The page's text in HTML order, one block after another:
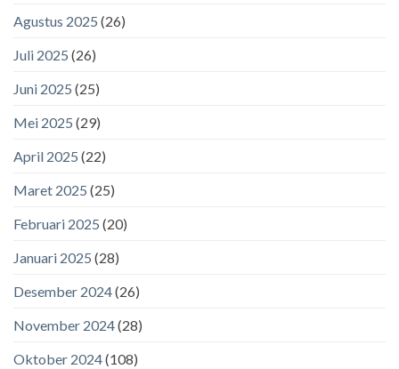
Agustus 2025 (26)
Juli 2025 (26)
Juni 2025 (25)
Mei 2025 (29)
April 2025 (22)
Maret 2025 (25)
Februari 2025 (20)
Januari 2025 (28)
Desember 2024(26)
November 2024(28)
Oktober 2024(108)